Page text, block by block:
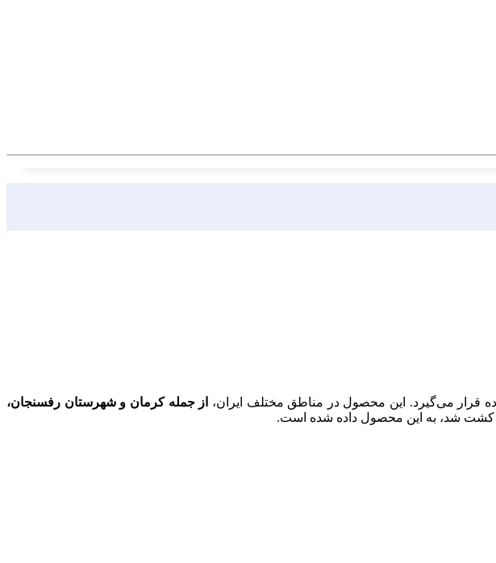
قرار می‌گیرد. این محصول در مناطق مختلف ایران، از جمله کرمان و شهرستان رفسنجان،
کشت شد، به این محصول داده شده است.